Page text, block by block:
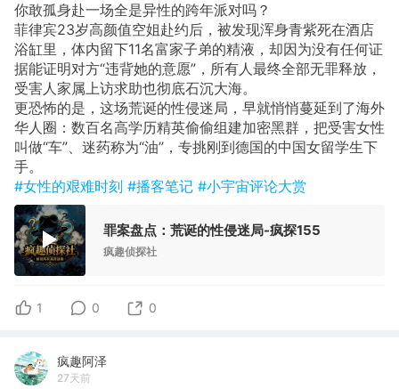
你敢孤身赴一场全是异性的跨年派对吗？
菲律宾23岁高颜值空姐赴约后，被发现浑身青紫死在酒店
浴缸里，体内留下11名富家子弟的精液，却因为没有任何证
据能证明对方“违背她的意愿”，所有人最终全部无罪释放，
受害人家属上访求助也彻底石沉大海。
更恐怖的是，这场荒诞的性侵迷局，早就悄悄蔓延到了海外
华人圈：数百名高学历精英偷偷组建加密黑群，把受害女性
叫做“车”、迷药称为“油”，专挑刚到德国的中国女留学生下
手。
#女性的艰难时刻 #播客笔记 #小宇宙评论大赏
罪案盘点：荒诞的性侵迷局-疯探155
疯趣侦探社
1 0 0
疯趣阿泽
27天前